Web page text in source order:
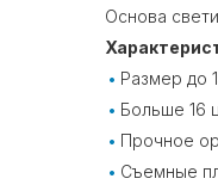
Основа
Размер до
Больше 16
Прочное
Съемные